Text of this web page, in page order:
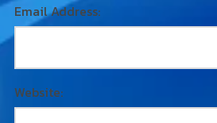
Email Address:
Website: